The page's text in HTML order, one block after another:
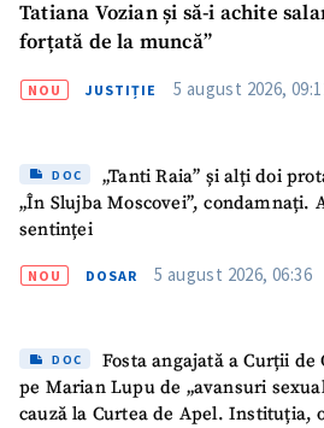
in English
на
Tatiana Vozian și să-i achite
forțată de la muncă”
NOU JUSTIȚIE 5 august 2026,
DOC
„Tanti Raia” și alți doi
„În Slujba Moscovei”, condamnați.
sentinței
NOU DOSAR 5 august 2026, 06:36
DOC
Fosta angajată a Curții
pe Marian Lupu de „avansuri
cauză la Curtea de Apel. Instituția,